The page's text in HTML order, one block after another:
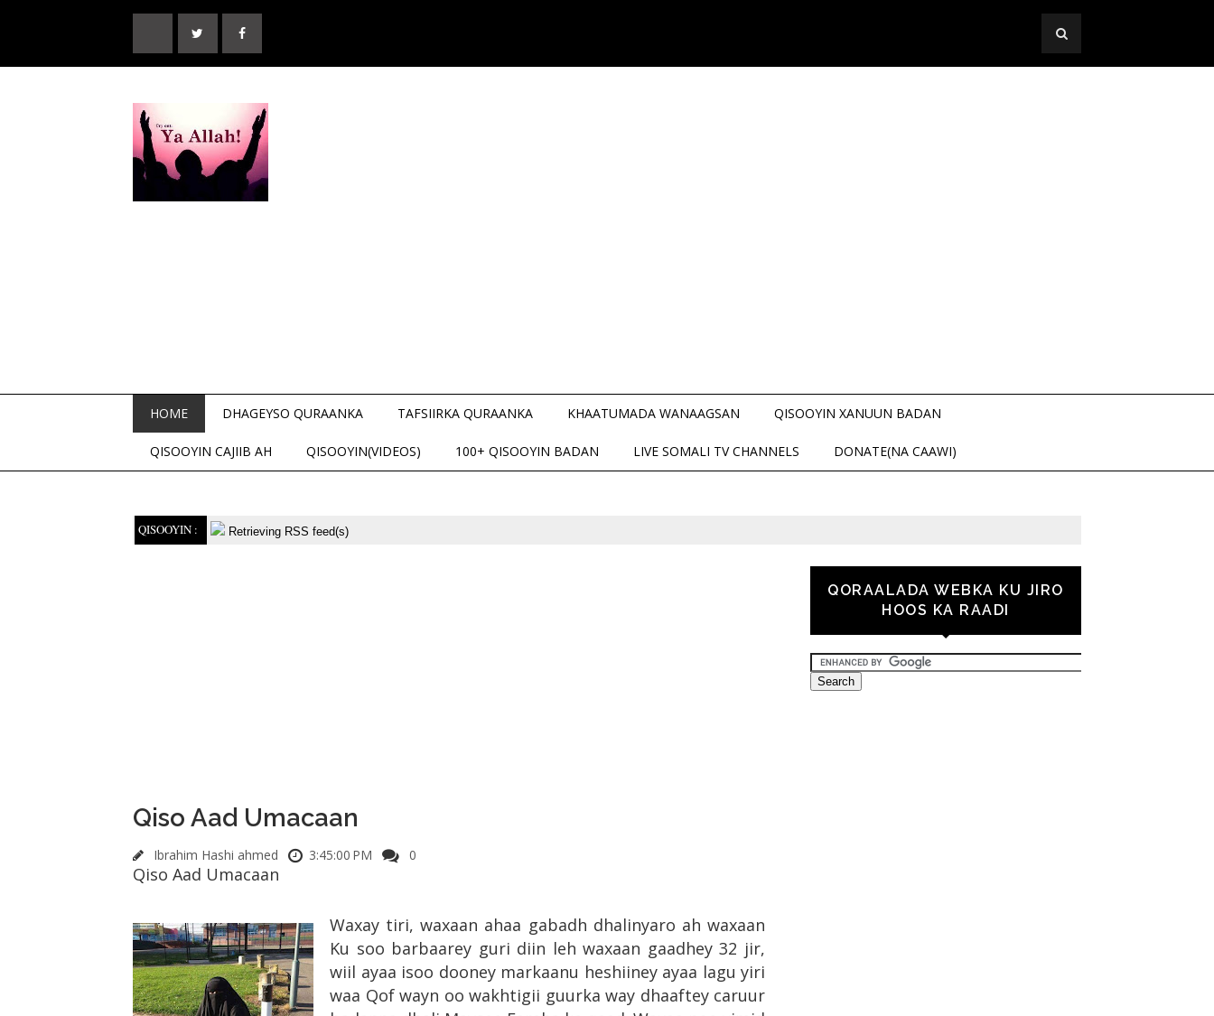
HOME DHAGEYSO QURAANKA TAFSIIRKA QURAANKA KHAATUMADA WANAAGSAN QISOOYIN XANUUN BADAN
QISOOYIN CAJIIB AH QISOOYIN(VIDEOS) 100+ QISOOYIN BADAN LIVE SOMALI TV CHANNELS DONATE(NA CAAWI)
QISOOYIN : Retrieving RSS feed(s)
Qiso Aad Umacaan
Ibrahim Hashi ahmed 3:45:00 PM 0
Qiso Aad Umacaan
Waxay tiri, waxaan ahaa gabadh dhalinyaro ah waxaan
Ku soo barbaarey guri diin leh waxaan gaadhey 32 jir,
wiil ayaa isoo dooney markaanu heshiiney ayaa lagu yiri
waa Qof wayn oo wakhtigii guurka way dhaaftey caruur
QORAALADA WEBKA KU JIRO
HOOS KA RAADI